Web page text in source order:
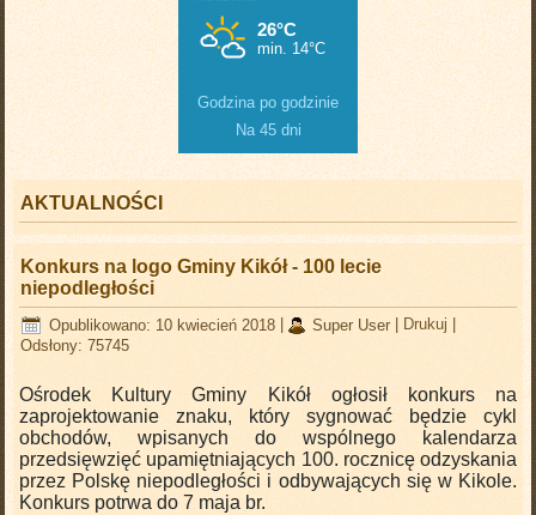
Godzina po godzinie
Na 45 dni
AKTUALNOŚCI
Konkurs na logo Gminy Kikół - 100 lecie
niepodległości
Opublikowano: 10 kwiecień 2018 Super User| Drukuj
Odsłony: 75745
Ośrodek Kultury Gminy Kikół ogłosił konkurs na
zaprojektowanie znaku, który sygnować będzie cykl
obchodów, wpisanych do wspólnego kalendarza
przedsięwzięć upamiętniających 100. rocznicę odzyskania
przez Polskę niepodległości i odbywających się w Kikole.
Konkurs potrwa do 7 maja br.